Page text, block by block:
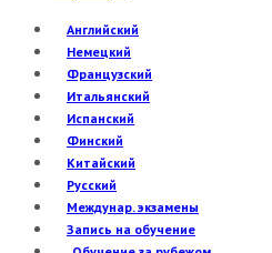
Английский
Немецкий
Французский
Итальянский
Испанский
Финский
Китайский
Русский
Междунар. экзамены
Запись на обучение